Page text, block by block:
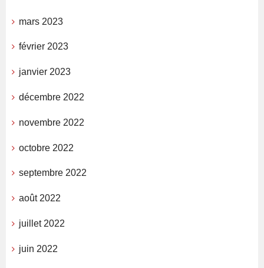
mars 2023
février 2023
janvier 2023
décembre 2022
novembre 2022
octobre 2022
septembre 2022
août 2022
juillet 2022
juin 2022